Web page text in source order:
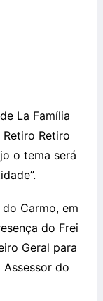
La Família
Retiro
o tema será
Carmo, em
do Frei
Geral para
Assessor do